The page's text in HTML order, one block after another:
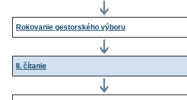
Rokovanie gestorského výboru
II. čítanie